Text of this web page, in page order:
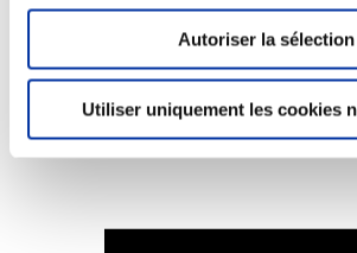
Autoriser la sélection
Utiliser uniquement les cookies